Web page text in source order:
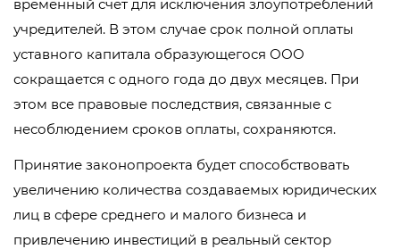
временный счет для исключения злоупотреблений
учредителей. В этом случае срок полной оплаты
уставного капитала образующегося ООО
сокращается с одного года до двух месяцев. При
этом все правовые последствия, связанные с
несоблюдением сроков оплаты, сохраняются.
Принятие законопроекта будет способствовать
увеличению количества создаваемых юридических
лиц в сфере среднего и малого бизнеса и
привлечению инвестиций в реальный сектор